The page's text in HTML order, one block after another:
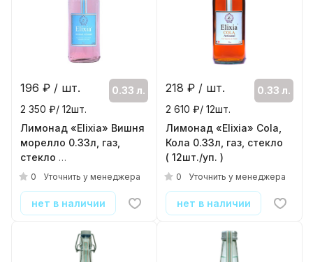
196 ₽ / шт.
0.33 л.
2 350 ₽/ 12шт.
Лимонад «Elixia» Вишня
морелло 0.33л, газ,
стекло
( 12шт./уп. )
0 Уточнить у менеджера
нет в наличии
218 ₽ / шт.
0.33 л.
2 610 ₽/ 12шт.
Лимонад «Elixia» Cola,
Кола 0.33л, газ, стекло
( 12шт./уп. )
0 Уточнить у менеджера
нет в наличии